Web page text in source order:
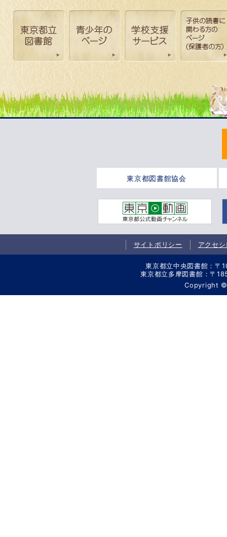
東京都図書館協会
サイトポリシー アクセ
東京都立中央図書館：
東京都立多摩図書館：
Copyright ©